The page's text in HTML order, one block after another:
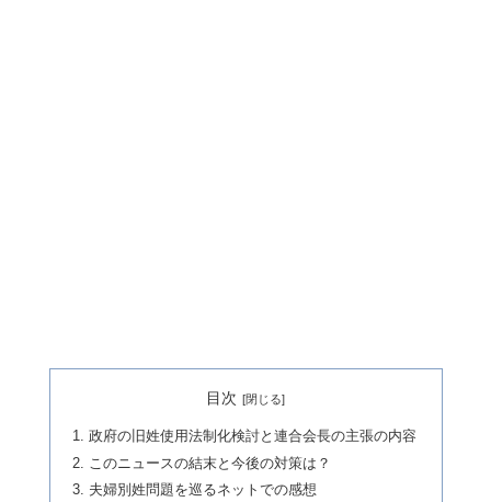
目次
政府の旧姓使用法制化検討と連合会長の主張の内容
このニュースの結末と今後の対策は？
夫婦別姓問題を巡るネットでの感想